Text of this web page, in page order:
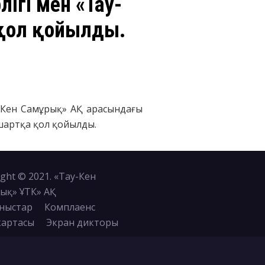
қойылды.
Кен Самұрық» АҚ арасындағы
қол қойылды.
© 2021. «Тау-Кен
ҰТК» АҚ
Комплаенс
Экран дикторы